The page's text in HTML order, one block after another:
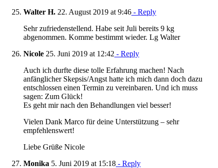
Walter H. 22. August 2019 at 9:46 - Reply
Sehr zufriedenstellend. Habe seit Juli bereits 9 kg
abgenommen. Komme bestimmt wieder. Lg Walter
Nicole 25. Juni 2019 at 12:42 - Reply
Auch ich durfte diese tolle Erfahrung machen! Nach
anfänglicher Skepsis/Angst hatte ich mich dann doch dazu
entschlossen einen Termin zu vereinbaren. Und ich muss
sagen: Zum Glück!
Es geht mir nach den Behandlungen viel besser!
Vielen Dank Marco für deine Unterstützung – sehr
empfehlenswert!
Liebe Grüße Nicole
Monika 5. Juni 2019 at 15:18 - Reply